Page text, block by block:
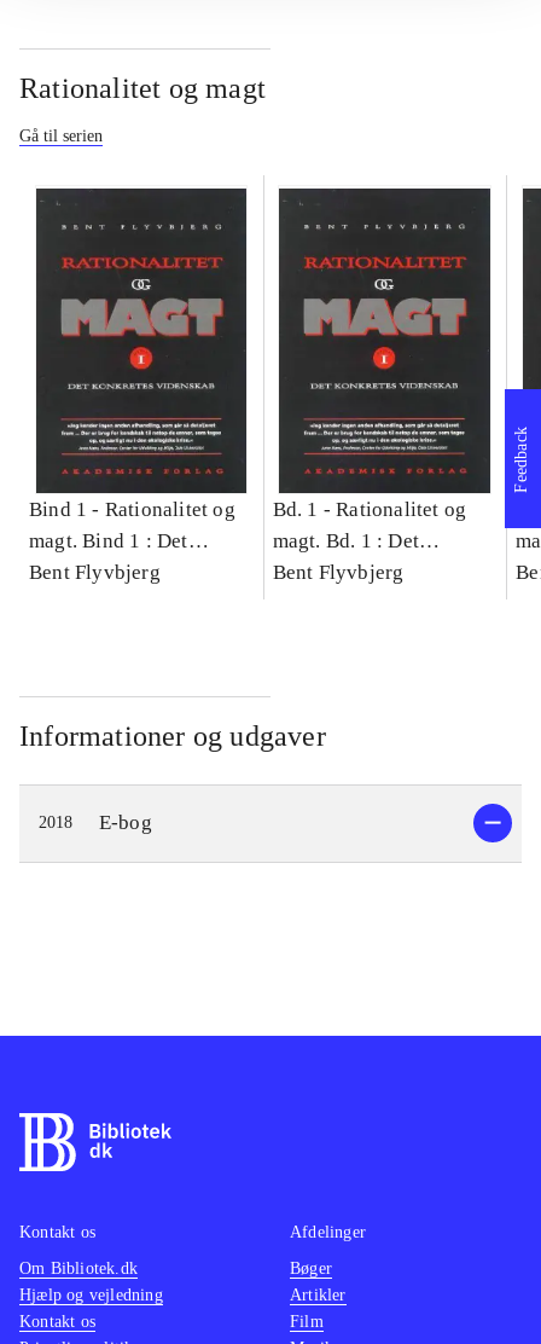
Rationalitet og magt
Gå til serien
Bind 1 - Rationalitet og
magt. Bind 1 : Det
konkretes videnskab
Bent Flyvbjerg
Bd. 1 -Rationalitet og
magt. Bd. 1 : Det
konkretes videnskab
Bent Flyvbjerg
Informationer og udgaver
2018 E-bog
Feedback
Kontakt os
Om Bibliotek.dk
Hjælp og vejledning
Kontakt os
Afdelinger
Bøger
Artikler
Film